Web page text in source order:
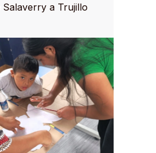
Salaverry a Trujillo